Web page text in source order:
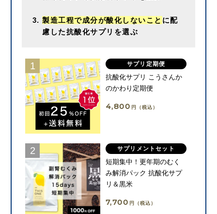
製造工程で成分が酸化しないこと に配
慮した抗酸化サプリを選ぶ
サプリ定期便
抗酸化サプリ こうさんか
のかわり定期便
4,800 円（税込）
サプリメントセット
短期集中！更年期のむく
み解消パック 抗酸化サプ
リ＆黒米
7,700 円（税込）